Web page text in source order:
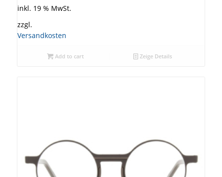
inkl. 19 % MwSt.
zzgl.
Versandkosten
Add to cart Zeige Details